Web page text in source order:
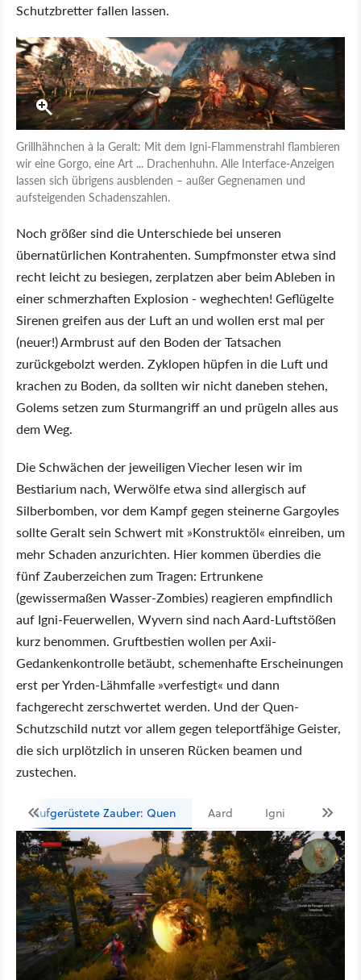
Schutzbretter fallen lassen.
Grillhähnchen à la Geralt: Mit dem Igni-Flammenstrahl flambieren
wir eine Gorgo, eine Art ... Drachenhuhn. Alle Interface-Anzeigen
lassen sich übrigens ausblenden – außer Gegnenamen und
aufsteigenden Schadenszahlen.
Noch größer sind die Unterschiede bei unseren
übernatürlichen Kontrahenten. Sumpfmonster etwa sind
recht leicht zu besiegen, zerplatzen aber beim Ableben in
einer schmerzhaften Explosion - weghechten! Geflügelte
Sirenen greifen aus der Luft an und wollen erst mal per
(neuer!) Armbrust auf den Boden der Tatsachen
zurückgebolzt werden. Zyklopen hüpfen in die Luft und
krachen zu Boden, da sollten wir nicht daneben stehen,
Golems setzen zum Sturmangriff an und prügeln alles aus
dem Weg.
Die Schwächen der jeweiligen Viecher lesen wir im
Bestiarium nach, Werwölfe etwa sind allergisch auf
Silberbomben, vor dem Kampf gegen steinerne Gargoyles
sollte Geralt sein Schwert mit »Konstruktöl« einreiben, um
mehr Schaden anzurichten. Hier kommen überdies die
fünf Zauberzeichen zum Tragen: Ertrunkene
(gewissermaßen Wasser-Zombies) reagieren empfindlich
auf Igni-Feuerwellen, Wyvern sind nach Aard-Luftstößen
kurz benommen. Gruftbestien wollen per Axii-
Gedankenkontrolle betäubt, schemenhafte Erscheinungen
erst per Yrden-Lähmfalle »verfestigt« und dann
fachgerecht zerschwertet werden. Und der Quen-
Schutzschild nutzt vor allem gegen teleportfähige Geister,
die sich urplötzlich in unseren Rücken beamen und
zustechen.
Aufgerüstete Zauber: Quen Aard Igni